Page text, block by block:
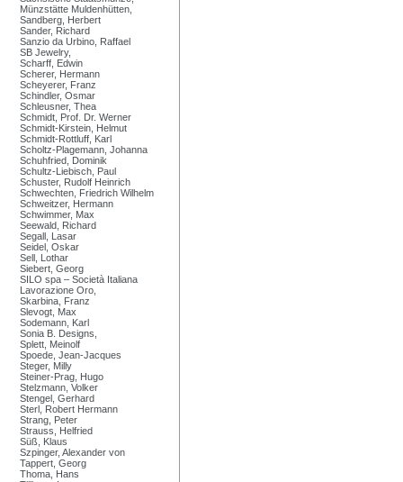
Münzstätte Muldenhütten,
Sandberg, Herbert
Sander, Richard
Sanzio da Urbino, Raffael
SB Jewelry,
Scharff, Edwin
Scherer, Hermann
Scheyerer, Franz
Schindler, Osmar
Schleusner, Thea
Schmidt, Prof. Dr. Werner
Schmidt-Kirstein, Helmut
Schmidt-Rottluff, Karl
Scholtz-Plagemann, Johanna
Schuhfried, Dominik
Schultz-Liebisch, Paul
Schuster, Rudolf Heinrich
Schwechten, Friedrich Wilhelm
Schweitzer, Hermann
Schwimmer, Max
Seewald, Richard
Segall, Lasar
Seidel, Oskar
Sell, Lothar
Siebert, Georg
SILO spa – Società Italiana
Lavorazione Oro,
Skarbina, Franz
Slevogt, Max
Sodemann, Karl
Sonia B. Designs,
Splett, Meinolf
Spoede, Jean-Jacques
Steger, Milly
Steiner-Prag, Hugo
Stelzmann, Volker
Stengel, Gerhard
Sterl, Robert Hermann
Strang, Peter
Strauss, Helfried
Süß, Klaus
Szpinger, Alexander von
Tappert, Georg
Thoma, Hans